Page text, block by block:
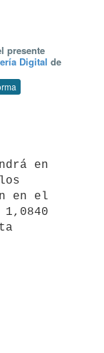
presente
Digital de
en el